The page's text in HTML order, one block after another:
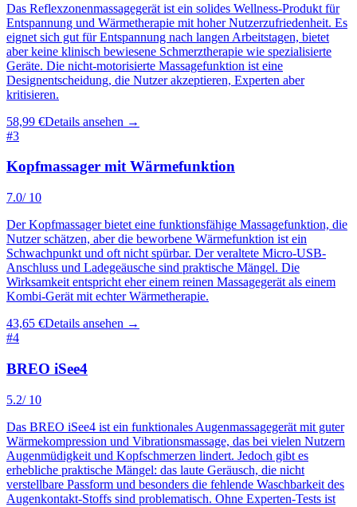
Das Reflexzonenmassagegerät ist ein solides Wellness-Produkt für
Entspannung und Wärmetherapie mit hoher Nutzerzufriedenheit. Es
eignet sich gut für Entspannung nach langen Arbeitstagen, bietet
aber keine klinisch bewiesene Schmerztherapie wie spezialisierte
Geräte. Die nicht-motorisierte Massagefunktion ist eine
Designentscheidung, die Nutzer akzeptieren, Experten aber
kritisieren.
58,99 €Details ansehen →
#3
Kopfmassager mit Wärmefunktion
7.0/ 10
Der Kopfmassager bietet eine funktionsfähige Massagefunktion, die
Nutzer schätzen, aber die beworbene Wärmefunktion ist ein
Schwachpunkt und oft nicht spürbar. Der veraltete Micro-USB-
Anschluss und Ladegeäusche sind praktische Mängel. Die
Wirksamkeit entspricht eher einem reinen Massagegerät als einem
Kombi-Gerät mit echter Wärmetherapie.
43,65 €Details ansehen →
#4
BREO iSee4
5.2/ 10
Das BREO iSee4 ist ein funktionales Augenmassagegerät mit guter
Wärmekompression und Vibrationsmassage, das bei vielen Nutzern
Augenmüdigkeit und Kopfschmerzen lindert. Jedoch gibt es
erhebliche praktische Mängel: das laute Geräusch, die nicht
verstellbare Passform und besonders die fehlende Waschbarkeit des
Augenkontakt-Stoffs sind problematisch. Ohne Experten-Tests ist